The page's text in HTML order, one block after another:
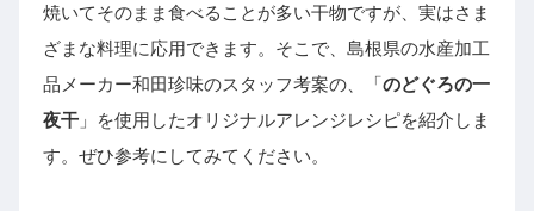
焼いてそのまま食べることが多い干物ですが、実はさま
ざまな料理に応用できます。そこで、島根県の水産加工
品メーカー和田珍味のスタッフ考案の、「のどぐろの一
夜干 」を使用したオリジナルアレンジレシピを紹介しま
す。ぜひ参考にしてみてください。